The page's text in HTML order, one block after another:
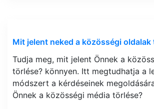
Mit jelent neked a közösségi oldalak
Tudja meg, mit jelent Önnek a
törlése? könnyen. Itt megtudhatja a
módszert a kérdéseinek
Önnek a közösségi média törlése?